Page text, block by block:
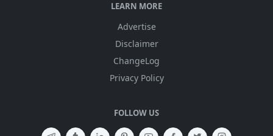
LEARN MORE
Advertise
Disclaimer
ChangeLog
Privacy Policy
FOLLOW US